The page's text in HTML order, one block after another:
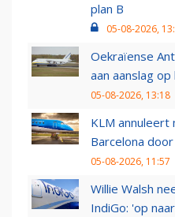
plan B
05-08-2026,
Oekraïense
aan aanslag
05-08-2026, 13:18
KLM
Barcelona
05-08-2026, 11:57
Willie Walsh
IndiGo: 'op